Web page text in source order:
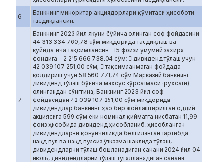
6
Банкнинг миноритар акциядорлари қўмитаси ҳисоботи
тасдиқлансин.
7
Банкнинг 2023 йил якуни бўйича олинган соф фойдасини
44 313 334 760,78 сўм миқдорида тасдиқлаш ва
қуйидагича тақсимлансин:  5 фоизи умумий захира
фондига – 2 215 666 738,04 сўм;  дивиденд тўлаш учун -
42 039 107 251,00 сўм;  тақсимланмаган фойдада
қолдириш учун 58 560 771,74 сўм Марказий банкнинг
дивиденд тўлаш бўйича махсус кўрсатмаси (рухсати)
олингандан сўнггина, Банкнинг 2023 йил соф
фойдасидан 42 039 107 251,00 сўм миқдорида
дивидендлар банкнинг ҳар бир жойлаштирилган оддий
акциясига 599 сўм ёки номинал қийматга нисбатан 11,99
фоиз ҳисобида дивиденд ҳисобланиб, ҳисобланган
дивидендларни қонунчиликда белгиланган тартибда
нақд пул ва нақд пулсиз ўтказма шаклида тўлаш,
дивидендларни тўлаш бошланадиган санани 2024 йил 04
июль, дивидендларни тўлаш тугалланадиган санани